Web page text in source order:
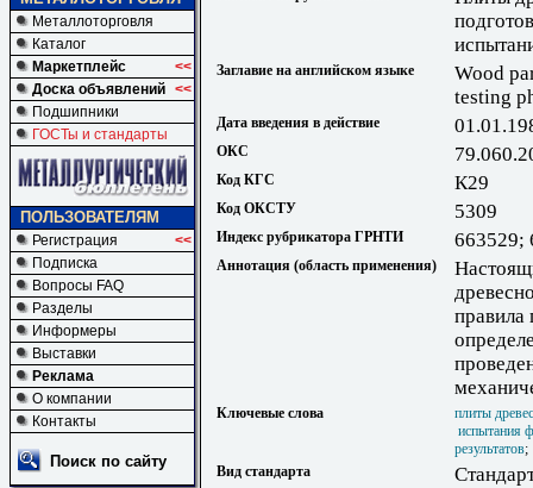
Металлоторговля
Каталог
Маркетплейс
<<
Доска объявлений <<
Подшипники
ГОСТы и стандарты
ПОЛЬЗОВАТЕЛЯМ
Регистрация
<<
Подписка
Вопросы FAQ
Разделы
Информеры
Выставки
Реклама
О компании
Контакты
Поиск по сайту
Заглавие на английском языке
Wood
testing
Дата введения в действие
ОКС
Код КГС К29
Код ОКСТУ 5309
Индекс рубрикатора ГРНТИ 663529;
Аннотация (область применения)
правила
Ключевые слова
плиты
испытания
результатов
Вид стандарта